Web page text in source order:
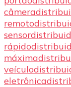
câmera
remoto
sensor
rápido
máxima
veículo
eletrônica